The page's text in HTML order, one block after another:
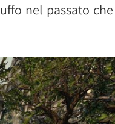
nel passato